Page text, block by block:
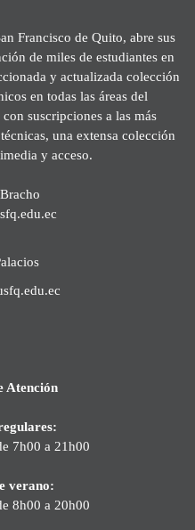
Francisco de Quito, abre sus
de miles de estudiantes en
y actualizada colección
en todas las áreas del
suscripciones a las más
una extensa colección
y acceso.
Atención
7h00 a 21h00
verano:
8h00 a 20h00